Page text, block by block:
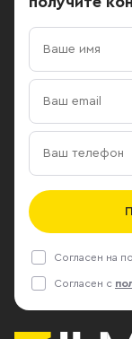
Согласен на
Согласен с